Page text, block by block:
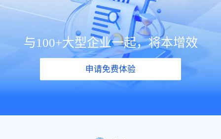
与100+大型企业一起，将本增效
申请免费体验